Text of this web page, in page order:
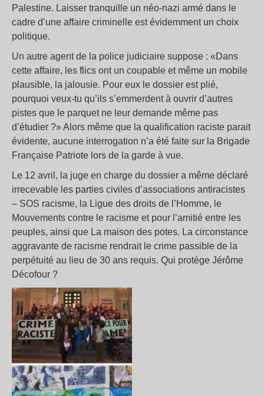
Palestine. Laisser tranquille un néo-nazi armé dans le
cadre d’une affaire criminelle est évidemment un choix
politique.
Un autre agent de la police judiciaire suppose : «Dans
cette affaire, les flics ont un coupable et même un mobile
plausible, la jalousie. Pour eux le dossier est plié,
pourquoi veux-tu qu’ils s’emmerdent à ouvrir d’autres
pistes que le parquet ne leur demande même pas
d’étudier ?» Alors même que la qualification raciste parait
évidente, aucune interrogation n’a été faite sur la Brigade
Française Patriote lors de la garde à vue.
Le 12 avril, la juge en charge du dossier a même déclaré
irrecevable les parties civiles d’associations antiracistes
– SOS racisme, la Ligue des droits de l’Homme, le
Mouvements contre le racisme et pour l’amitié entre les
peuples, ainsi que La maison des potes. La circonstance
aggravante de racisme rendrait le crime passible de la
perpétuité au lieu de 30 ans requis. Qui protège Jérôme
Décofour ?